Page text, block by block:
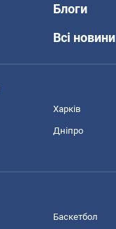
Блоги
Всі новини
Харків
Дніпро
Баскетбол